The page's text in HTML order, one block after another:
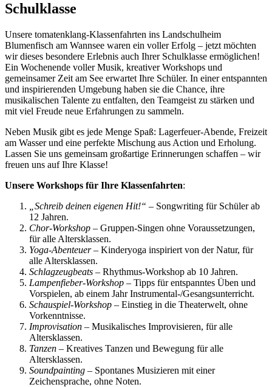
Schulklasse
Unsere tomatenklang-Klassenfahrten ins Landschulheim
Blumenfisch am Wannsee waren ein voller Erfolg – jetzt möchten
wir dieses besondere Erlebnis auch Ihrer Schulklasse ermöglichen!
Ein Wochenende voller Musik, kreativer Workshops und
gemeinsamer Zeit am See erwartet Ihre Schüler. In einer entspannten
und inspirierenden Umgebung haben sie die Chance, ihre
musikalischen Talente zu entfalten, den Teamgeist zu stärken und
mit viel Freude neue Erfahrungen zu sammeln.
Neben Musik gibt es jede Menge Spaß: Lagerfeuer-Abende, Freizeit
am Wasser und eine perfekte Mischung aus Action und Erholung.
Lassen Sie uns gemeinsam großartige Erinnerungen schaffen – wir
freuen uns auf Ihre Klasse!
Unsere Workshops für Ihre Klassenfahrten:
„Schreib deinen eigenen Hit!“ – Songwriting für Schüler ab
12 Jahren.
Chor-Workshop – Gruppen-Singen ohne Voraussetzungen,
für alle Altersklassen.
Yoga-Abenteuer– Kinderyoga inspiriert von der Natur, für
alle Altersklassen.
Schlagzeugbeats – Rhythmus-Workshop ab 10 Jahren.
Lampenfieber-Workshop – Tipps für entspanntes Üben und
Vorspielen, ab einem Jahr Instrumental-/Gesangsunterricht.
Schauspiel-Workshop – Einstieg in die Theaterwelt, ohne
Vorkenntnisse.
Improvisation – Musikalisches Improvisieren, für alle
Altersklassen.
Tanzen – Kreatives Tanzen und Bewegung für alle
Altersklassen.
Soundpainting – Spontanes Musizieren mit einer
Zeichensprache, ohne Noten.